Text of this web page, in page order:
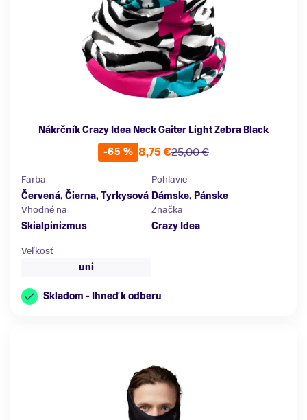
Nákrčník Crazy Idea Neck Gaiter Light Zebra Black
-65 %
25,00 €
8,75 €
Farba
Červená, Čierna, Tyrkysová
Pohlavie
Dámske, Pánske
Vhodné na
Skialpinizmus
Značka
Crazy Idea
Veľkosť
uni
Skladom - Ihneď k odberu